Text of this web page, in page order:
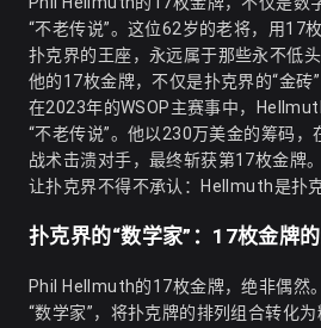
“不老传说”。这位62岁的老将，用17
扑克界的王座，永远属于那些永不低头
他的17枚金牌，不仅是扑克界的“金砖”
在2023年的WSOP主赛事中，
“不老传说”。他以230万美金的筹码，
战术击溃对手，最终斩获第17枚金牌。
让扑克界不得不承认：Hellmuth是扑克
扑克界的“数学家”：17枚金牌
Phil Hellmuth的17枚金牌，绝非偶然
“数学家”，将扑克牌的排列组合转化